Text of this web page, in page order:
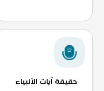
حقيقة آيات الأنبياء